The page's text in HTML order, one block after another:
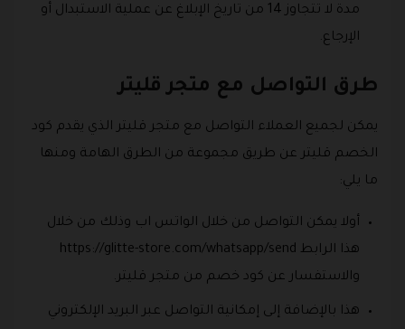
مدة لا تتجاوز 14 من تاريخ الإبلاغ عن عملية الاستبدال أو
الإرجاع.
طرق التواصل مع متجر قليتر
يمكن لجميع العملاء التواصل مع متجر قليتر الذي يقدم كود
الخصم قليتر عن طريق مجموعة من الطرق الهامة ومنها
ما يلي:
أولا يمكن التواصل من خلال الواتس اب وذلك من خلال
هذا الرابط https://glitte-store.com/whatsapp/send
والاستفسار عن كود خصم من متجر قليتر.
هذا بالإضافة إلى إمكانية التواصل عبر البريد الإلكتروني